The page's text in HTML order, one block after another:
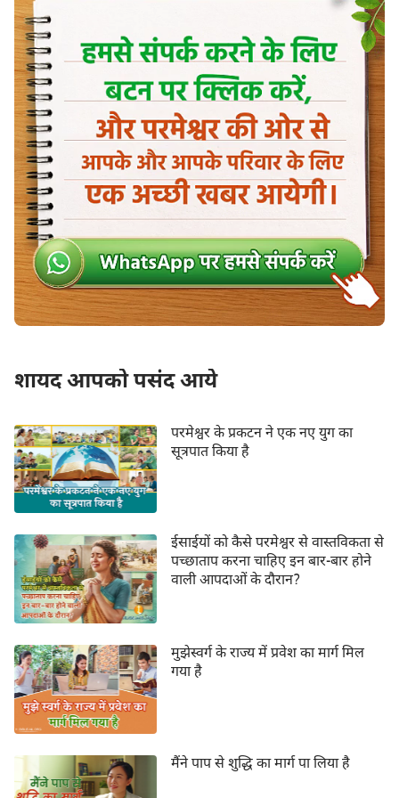
खुशनसीबी से मुझे ऑनलाइन बहुत से भाई-बहनों से मिलने का
मौका मिला। हम अक्सर साथ में बाइबलपढ़ा करते थे और एक-
दूसरे के साथ सभाओं में शामिल होते थे। हम बाइबल के पदों के
बारे में अपने ज्ञान और समझ पर एक-दूसरे से चर्चा करते थे। इनमें
ख़ासकर, भाई लिन की संगति बहुत रोशन और प्रबुद्ध करने वाली
होती थी; मैंने इनसे बहुत लाभ पाया और बहुत से ऐसे सत्यों को
समझा जिन्हें मैं पहले कभी नहीं समझ पायी थी। इन भाई-बहनों
के साथ सभा मे भाग लेना मेरे लिए वाकई बहुत आनंददायक था।
एक सभा में, हमने प्रभु यीशु की वापसी के विषय पर चर्चा की।
भाई लिन ने हमें बाइबल से दो पद भेजे: "वैसे ही मसीह भी बहुतों
के पापों को उठा लेने के लिये एक बार बलिदान हुआ; और जो
लोग उसकी बाट जोहते हैं उनके उद्धार के लिये दूसरी बार बिना
परमेश्‍वर की सामर्थ्य से विश्‍वास के द्वारा उस उद्धार के लिये, जो
आनेवाले समय में प्रगट होनेवाली है, की जाती है"
सकते हैं कि, जब प्रभु यीशु अंत के दिनों में लौटेंगे, तो वह हमें पाप
के बंधनों से बचाने के लिए एक नया कार्य करेंगे, ताकि हम शुद्ध हो
सकें और परमेश्वर के सच्चे उद्धार को प्राप्त कर सकें।"
भाई लिन की संगति सुनकर मुझे ऐसा लगा कि मैं उनकी बात को
पूरी तरह से स्वीकार नहीं कर सकती, इसलिए मैंने उसे अपनी राय
ज़ाहिर की: "हालाँकि हम अभी भी पाप करने में सक्षम हैं, लेकिन
प्रभु यीशु के सूली पर चढ़ाये जाने से हमें छुटकारा मिल गया है, वे
उन्होंने कहा, 'पूरा हुआ', जिससे पता चलता है कि परमेश्वर का
उद्धार पहले ही पूरा हो चुका है और मानवजाति को बचाने का
उनका कार्य समाप्त हो गया है। तो आप यह कैसे कह सकते हैं कि
शायद आपको पसंद आये
परमेश्वर के प्रकटन ने एक नए युग का
सूत्रपात किया है
ईसाईयों को कैसे परमेश्वर से वास्तविकता से
पच्छाताप करना चाहिए इन बार-बार होने
वाली आपदाओं के दौरान?
मुझेस्वर्ग के राज्य में प्रवेश का मार्ग मिल
गया है
मैंने पाप से शुद्धि का मार्ग पा लिया है